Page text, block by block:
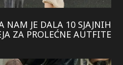
NAM JE DALA 10 SJAJNIH
ZA PROLEĆNE AUTFITE